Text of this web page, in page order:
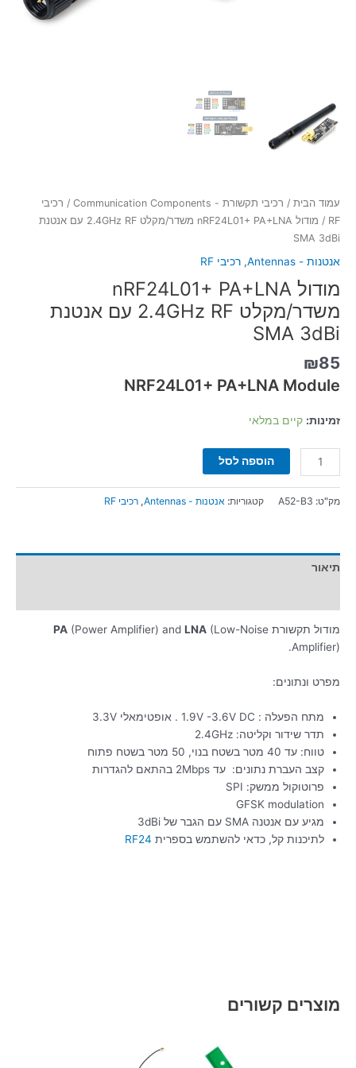
עמוד הבית / רכיבי תקשורת - Communication Components / רכיבי
RF
/ מודול nRF24L01+ PA+LNA משדר/מקלט 2.4GHz RF עם אנטנת
SMA 3dBi
אנטנות - Antennas , רכיבי RF
מודול nRF24L01+ PA+LNA
משדר/מקלט 2.4GHz RF עם אנטנת
SMA 3dBi
₪85
NRF24L01+ PA+LNA Module
זמינות: קיים במלאי
הוספה לסל
מק"ט: A52-B3 קטגוריות: אנטנות - Antennas , רכיבי RF
תיאור
מודול תקשורת PA (Power Amplifier) and LNA (Low-Noise
Amplifier).
מפרט ונתונים:
מתח הפעלה : 1.9V -3.6V DC . אופטימאלי 3.3V
תדר שידור וקליטה: 2.4GHz
טווח: עד 40 מטר בשטח בנוי, 50 מטר בשטח פתוח
קצב העברת נתונים: עד 2Mbps בהתאם להגדרות
פרוטוקול ממשק: SPI
GFSK modulation
מגיע עם אנטנה SMA עם הגבר של 3dBi
לתיכנות קל, כדאי להשתמש בספרית RF24
מוצרים קשורים